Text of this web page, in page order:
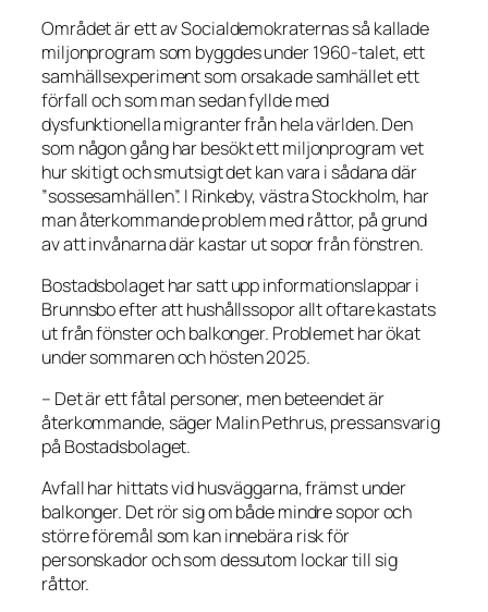
Området är ett av Socialdemokraternas så kallade
miljonprogram som byggdes under 1960-talet, ett
samhällsexperiment som orsakade samhället ett
förfall och som man sedan fyllde med
dysfunktionella migranter från hela världen. Den
som någon gång har besökt ett miljonprogram vet
hur skitigt och smutsigt det kan vara i sådana där
”sossesamhällen”. I Rinkeby, västra Stockholm, har
man återkommande problem med råttor, på grund
av att invånarna där kastar ut sopor från fönstren.
Bostadsbolaget har satt upp informationslappar i
Brunnsbo efter att hushållssopor allt oftare kastats
ut från fönster och balkonger. Problemet har ökat
under sommaren och hösten 2025.
– Det är ett fåtal personer, men beteendet är
återkommande, säger Malin Pethrus, pressansvarig
på Bostadsbolaget.
Avfall har hittats vid husväggarna, främst under
balkonger. Det rör sig om både mindre sopor och
större föremål som kan innebära risk för
personskador och som dessutom lockar till sig
råttor.